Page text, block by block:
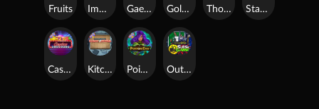
Casino Win Spin
Starstruck
Poison Eve
Golden Genie And The Walking Wilds
Immortal Fruits
Outsourced: Slash Game
Fruits Gaelic Gold
Kitchen Drama: Sushi Mania
Thor: Hammer Time